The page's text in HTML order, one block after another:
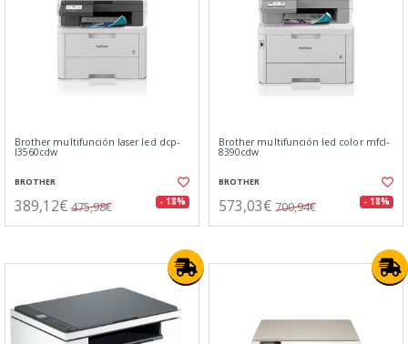
Brother multifunción laser led dcp-
l3560cdw
BROTHER
389,12€ 475,98€ - 18%
Brother multifunción led color mfcl-
8390cdw
BROTHER
573,03€ 700,94€ - 18%